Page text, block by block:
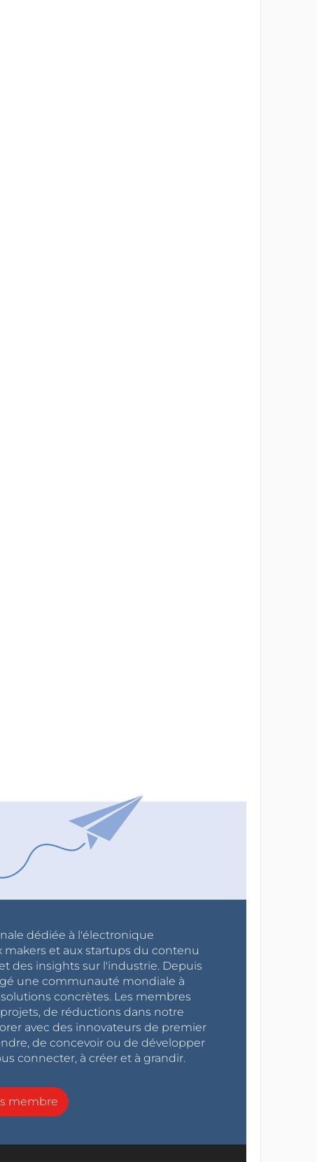
dédiée à l'électronique
makers et aux startups du contenu
des insights sur l'industrie. Depuis
une communauté mondiale à
concrètes. Les membres
de réductions dans notre
avec des innovateurs de premier
de concevoir ou de développer
connecter, à créer et à grandir.
membre